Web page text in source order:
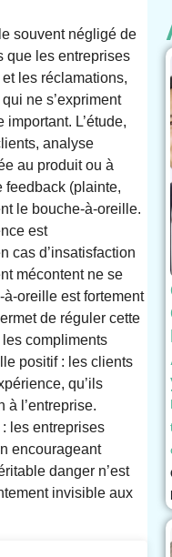
souvent négligé de
que les entreprises
les réclamations,
ne s’expriment
important. L’étude,
analyse
au produit ou à
feedback (plainte,
le bouche-à-oreille.
est
cas d’insatisfaction
mécontent ne se
à-oreille est fortement
de réguler cette
compliments
positif : les clients
qu’ils
à l’entreprise.
les entreprises
encourageant
danger n’est
invisible aux